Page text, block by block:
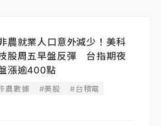
農就業人口意外減少！美科
股周五早盤反彈 台指期夜
漲逾400點
農數據 #美股
#台積電